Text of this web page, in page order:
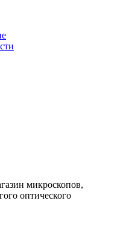
микроскопов,
оптического